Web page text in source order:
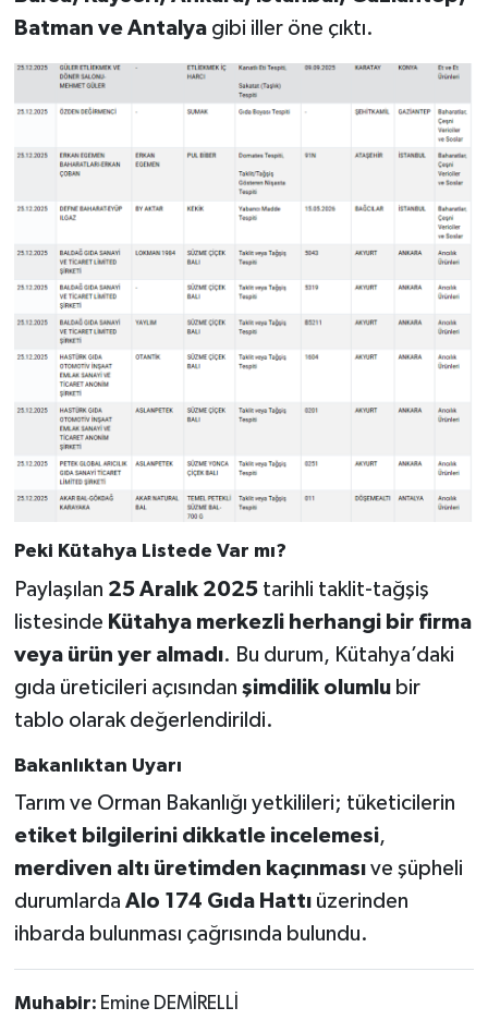
Batman ve Antalyagibi iller öne çıktı.
Peki Kütahya Listede Var mı?
Paylaşılan 25 Aralık 2025tarihli taklit-tağşiş
listesinde Kütahya merkezli herhangi bir firma
veya ürün yer almadı. Bu durum, Kütahya’daki
gıda üreticileri açısından şimdilik olumlubir
tablo olarak değerlendirildi.
Bakanlıktan Uyarı
Tarım ve Orman Bakanlığı yetkilileri; tüketicilerin
etiket bilgilerini dikkatle incelemesi,
merdiven altı üretimden kaçınmasıve şüpheli
durumlarda Alo 174 Gıda Hattıüzerinden
ihbarda bulunması çağrısında bulundu.
Muhabir: Emine DEMİRELLİ